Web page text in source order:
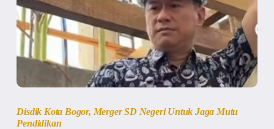
Disdik Kota Bogor, Merger SD Negeri Untuk Jaga Mutu
Pendidikan